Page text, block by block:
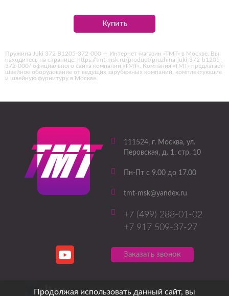
Купить
Пружина Juki 372 B1205-372-000 — Интернет-магазин «ТМТ» в Москве. Вы
находитесь на странице: https://tmt-msk.ru/product/pruzhina-juki-372-b1205-
372-000/ официального сайта компании «ТМТ». Компания «ТМТ» предлагает
швейное оборудование от ведущих зарубежных компаний, комплектующие
и швейную фурнитуру в Москве.
111524, г. Москва, ул.
Перовская, д. 1, стр. 10
Пн-Пт с 9.00 до 17.00
tmt-msk@yandex.ru
+7 (499) 288-01-02
+7 917 509-37-27
Заказать звонок
Продолжая использовать данный сайт, вы